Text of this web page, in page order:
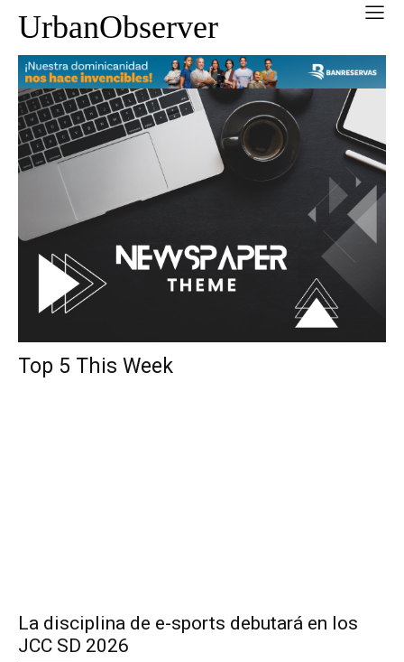
UrbanObserver
Top 5 This Week
La disciplina de e-sports debutará en los
JCC SD 2026